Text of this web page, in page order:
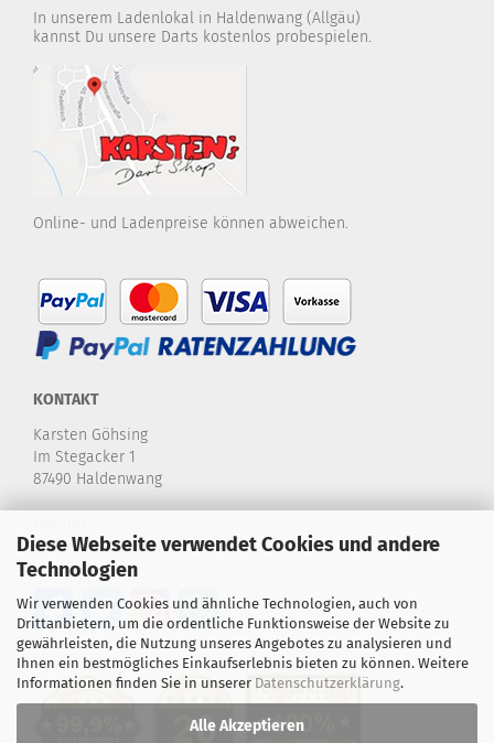
Diese Webseite verwendet Cookies und andere
Technologien
Wir verwenden Cookies und ähnliche Technologien, auch von
Drittanbietern, um die ordentliche Funktionsweise der Website zu
gewährleisten, die Nutzung unseres Angebotes zu analysieren und
Ihnen ein bestmögliches Einkaufserlebnis bieten zu können. Weitere
Informationen finden Sie in unserer Datenschutzerklärung.
Alle Akzeptieren
In unserem Ladenlokal in Haldenwang (Allgäu)
kannst Du unsere Darts kostenlos probespielen.
Online- und Ladenpreise können abweichen.
KONTAKT
Karsten Göhsing
Im Stegacker 1
87490 Haldenwang
E-Mail:info@karstensdartshop.de